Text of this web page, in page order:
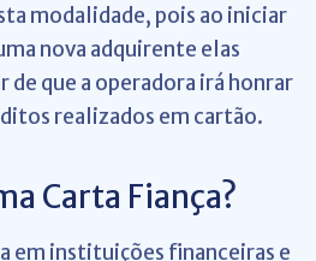
modalidade, pois ao iniciar
nova adquirente elas
de que a operadora irá honrar
realizados em cartão.
Carta Fiança?
em instituições financeiras e